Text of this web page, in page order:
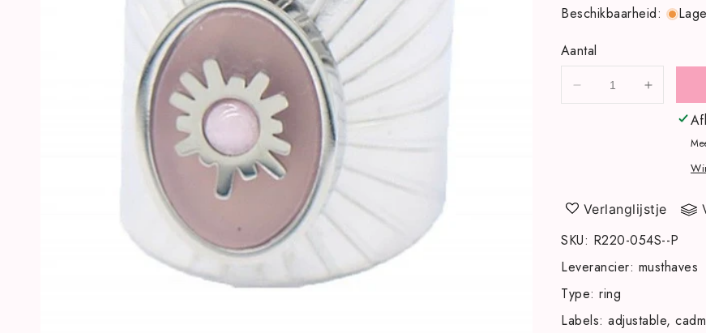
Beschikbaarheid:
Aantal
Aantal
verlagen
met
Aantal
verhogen
Stainless
met
Verlanglijstje
SKU: R220-054S--P
Leverancier: musthaves
Type: ring
Labels: adjustable